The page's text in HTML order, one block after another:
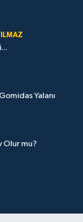
Yalanı
Olur mu?